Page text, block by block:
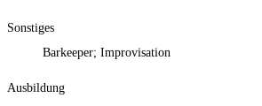
Sonstiges
Barkeeper; Improvisation
Ausbildung